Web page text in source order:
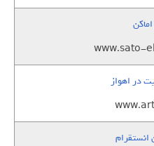
www.sato-
در اهواز
انستقرام